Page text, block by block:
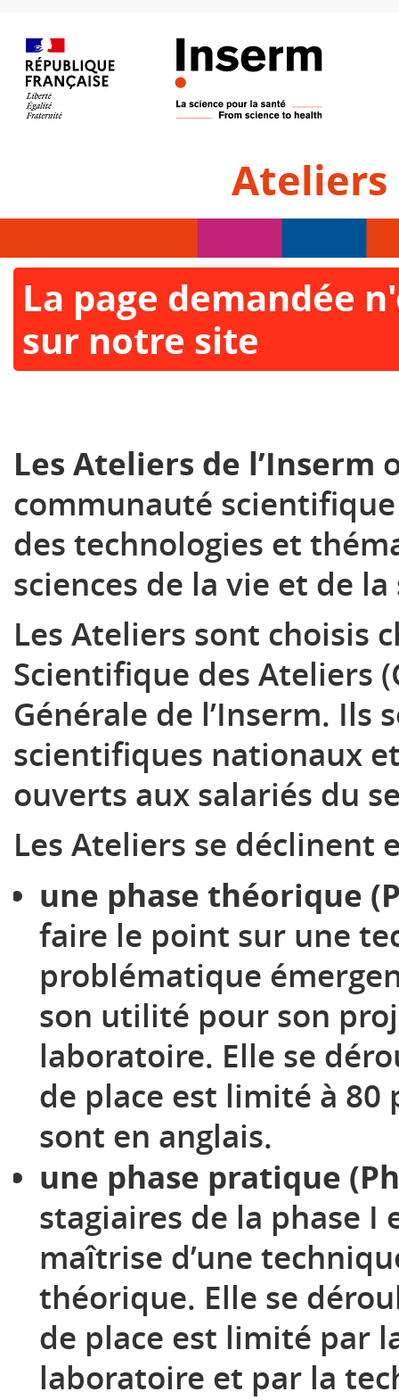
Ateliers
La page demandée
sur notre site
Les Ateliers de l’Inserm
communauté
des technologies et
sciences de la vie et de
Les Ateliers sont choisis
Scientifique des Ateliers
Générale de l’Inserm. Ils
scientifiques nationaux
ouverts aux salariés du
Les Ateliers se déclinent
une phase théorique
faire le point sur une
problématique
son utilité pour son
laboratoire. Elle se
de place est limité à 80
sont en anglais.
une phase pratique
stagiaires de la phase I
maîtrise d’une
théorique. Elle se
de place est limité par
laboratoire et par la